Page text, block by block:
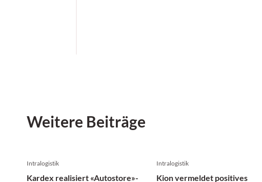
Weitere Beiträge
Intralogistik
Kardex realisiert «Autostore»-
Intralogistik
Kion vermeldet positives